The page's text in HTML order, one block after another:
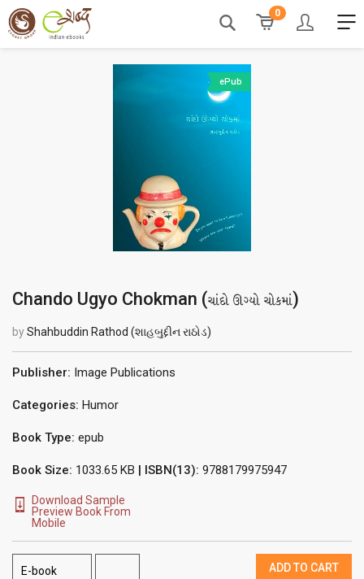
0
ePub
Chando Ugyo Chokman (ચાંદો ઊગ્યો ચોકમાં)
byShahbuddin Rathod (શાહબુદ્દીન રાઠોડ)
Publisher: Image Publications
Categories: Humor
Book Type: epub
Book Size: 1033.65 KB | ISBN(13): 9788179975947
Download Sample
Preview Book From
Mobile
E-book
ADD TO CART